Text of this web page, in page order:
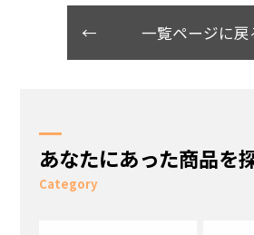
一覧ページに戻
あなたにあった商品を
Category